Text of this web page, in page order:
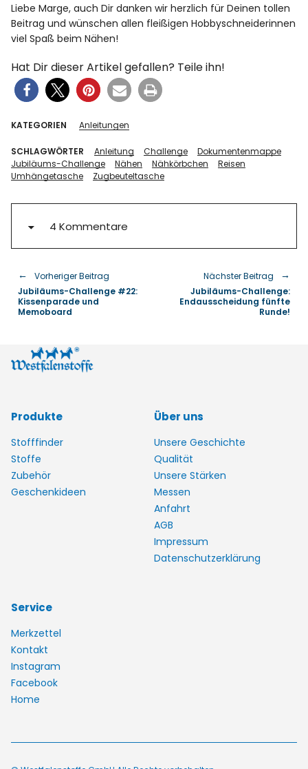
Liebe Marge, auch Dir danken wir herzlich für Deinen tollen
Beitrag und wünschen allen fleißigen Hobbyschneiderinnen
viel Spaß beim Nähen!
Hat Dir dieser Artikel gefallen? Teile ihn!
KATEGORIEN Anleitungen
SCHLAGWÖRTER Anleitung Challenge
Dokumentenmappe
Jubiläums-Challenge
Nähen Nähkörbchen
Reisen
Umhängetasche
Zugbeuteltasche
4 Kommentare
Vorheriger Beitrag
Jubiläums-Challenge #22:
Kissenparade und
Memoboard
Nächster Beitrag
Jubiläums-Challenge:
Endausscheidung fünfte
Runde!
Produkte
Stofffinder
Stoffe
Zubehör
Geschenkideen
Über uns
Unsere Geschichte
Qualität
Unsere Stärken
Messen
Anfahrt
AGB
Impressum
Datenschutzerklärung
Service
Merkzettel
Kontakt
Instagram
Facebook
Home